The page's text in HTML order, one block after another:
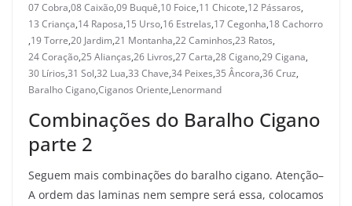
07 Cobra,08 Caixão,09 Buquê,10 Foice,11 Chicote,12 Pássaros,
13 Criança,14 Raposa,15 Urso,16 Estrelas,17 Cegonha,18 Cachorro
,19 Torre,20 Jardim,21 Montanha,22 Caminhos,23 Ratos,
24 Coração,25 Alianças,26 Livros,27 Carta,28 Cigano,29 Cigana,
30 Lírios,31 Sol,32 Lua,33 Chave,34 Peixes,35 Âncora,36 Cruz,
Baralho Cigano,Ciganos Oriente,Lenormand
Combinações do Baralho Cigano
parte 2
Seguem mais combinações do baralho cigano. Atenção–
A ordem das laminas nem sempre será essa, colocamos